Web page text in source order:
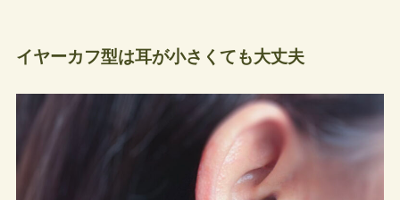
イヤーカフ型は耳が小さくても大丈夫